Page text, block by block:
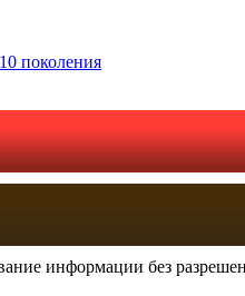
поколения
информации без